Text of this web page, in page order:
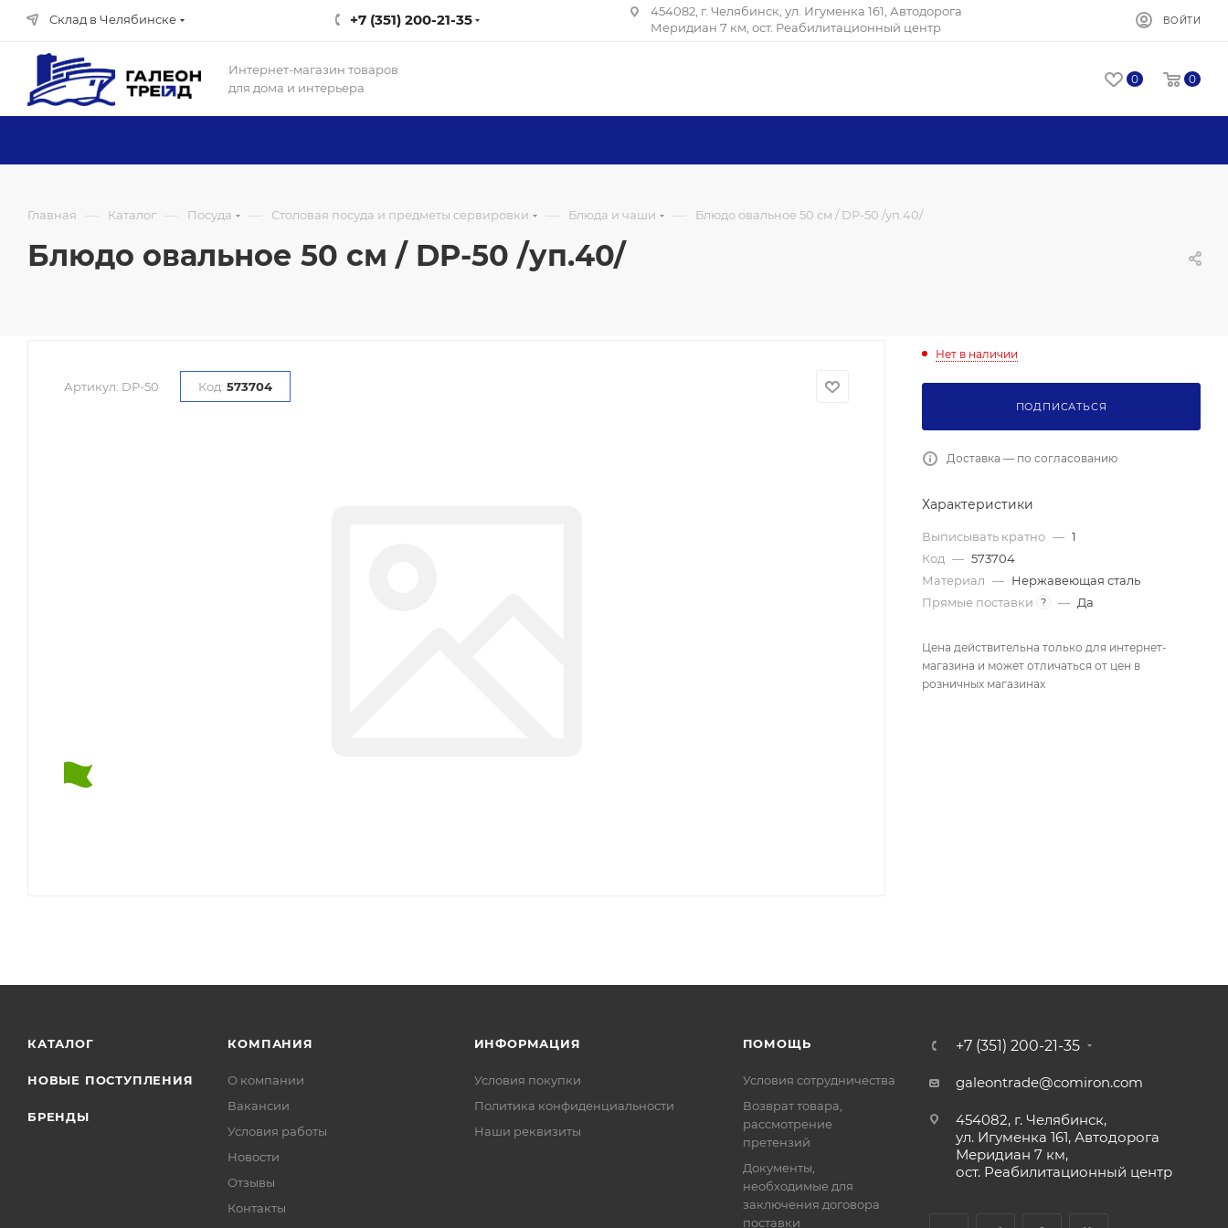
Склад в Челябинске +7 (351) 200-21-35
454082, г. Челябинск, ул. Игуменка 161, Автодорога
Меридиан 7 км, ост. Реабилитационный центр
ВОЙТИ
Интернет-магазин товаров
для дома и интерьера
0 0
Главная — Каталог — Посуда — Столовая посуда и предметы сервировки — Блюда и чаши — Блюдо овальное 50 см / DP-50 /уп.40/
Блюдо овальное 50 см / DP-50 /уп.40/
Артикул: DP-50 Код: 573704
Нет в наличии
ПОДПИСАТЬСЯ
Доставка — по согласованию
Характеристики
Выписывать кратно — 1
Код — 573704
Материал — Нержавеющая сталь
Прямые поставки
? — Да
Цена действительна только для интернет-
магазина и может отличаться от цен в
розничных магазинах
КАТАЛОГ
НОВЫЕ ПОСТУПЛЕНИЯ
БРЕНДЫ
КОМПАНИЯ
О компании
Вакансии
Условия работы
Новости
Отзывы
Контакты
ИНФОРМАЦИЯ
Условия покупки
Политика конфиденциальности
Наши реквизиты
ПОМОЩЬ
Условия сотрудничества
Возврат товара,
рассмотрение
претензий
Документы,
необходимые для
заключения договора
поставки
+7 (351) 200-21-35
galeontrade@comiron.com
454082, г. Челябинск,
ул. Игуменка 161, Автодорога
Меридиан 7 км,
ост. Реабилитационный центр